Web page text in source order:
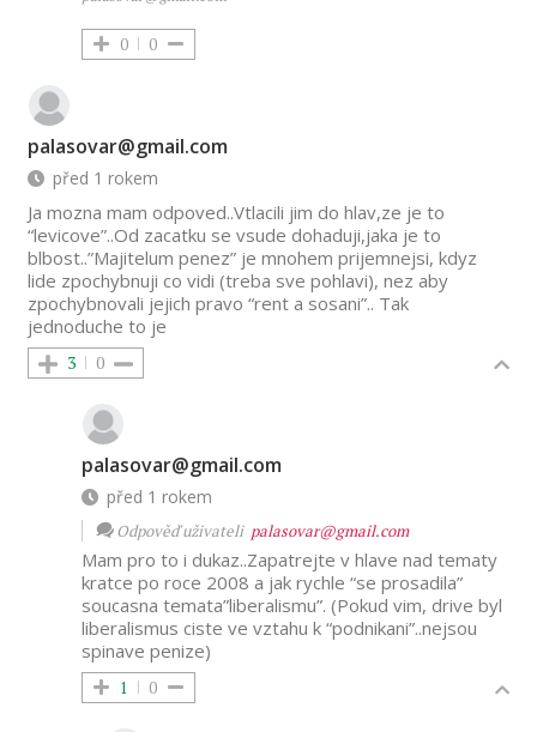
0 0
palasovar@gmail.com
před 1 rokem
Ja mozna mam odpoved..Vtlacili jim do hlav,ze je to
“levicove”..Od zacatku se vsude dohaduji,jaka je to
blbost..”Majitelum penez” je mnohem prijemnejsi, kdyz
lide zpochybnuji co vidi (treba sve pohlavi), nez aby
zpochybnovali jejich pravo “rent a sosani”.. Tak
jednoduche to je
3 0
palasovar@gmail.com
před 1 rokem
Odpověď uživateli palasovar@gmail.com
Mam pro to i dukaz..Zapatrejte v hlave nad tematy
kratce po roce 2008 a jak rychle “se prosadila”
soucasna temata”liberalismu”. (Pokud vim, drive byl
liberalismus ciste ve vztahu k “podnikani”..nejsou
spinave penize)
1 0